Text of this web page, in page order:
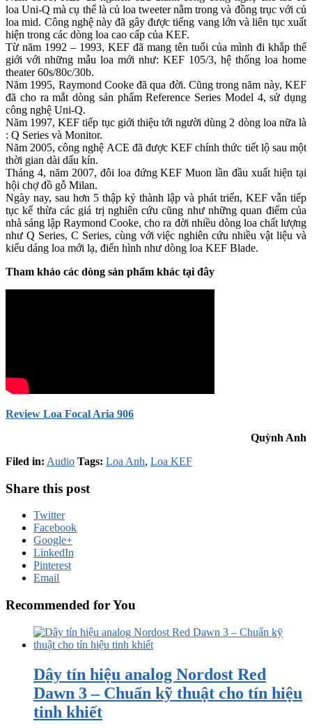
loa Uni-Q mà cụ thể là củ loa tweeter nằm trong và đồng trục với củ
loa mid. Công nghệ này đã gây được tiếng vang lớn và liên tục xuất
hiện trong các dòng loa cao cấp của KEF.
Từ năm 1992 – 1993, KEF đã mang tên tuổi của mình đi khắp thế
giới với những mẫu loa mới như: KEF 105/3, hệ thống loa home
theater 60s/80c/30b.
Năm 1995, Raymond Cooke đã qua đời. Cũng trong năm này, KEF
đã cho ra mắt dòng sản phẩm Reference Series Model 4, sử dụng
công nghệ Uni-Q.
Năm 1997, KEF tiếp tục giới thiệu tới người dùng 2 dòng loa nữa là
: Q Series và Monitor.
Năm 2005, công nghệ ACE đã được KEF chính thức tiết lộ sau một
thời gian dài dấu kín.
Tháng 4, năm 2007, đôi loa đứng KEF Muon lần đầu xuất hiện tại
hội chợ đồ gỗ Milan.
Ngày nay, sau hơn 5 thập kỷ thành lập và phát triển, KEF vẫn tiếp
tục kế thừa các giá trị nghiên cứu cũng như những quan điểm của
nhà sáng lập Raymond Cooke, cho ra đời nhiều dòng loa chất lượng
như Q Series, C Series, cùng với việc nghiên cứu nhiều vật liệu và
kiểu dáng loa mới lạ, điển hình như dòng loa KEF Blade.
Tham khảo các dòng sản phẩm khác tại đây
Review Loa Focal Aria 906
Quỳnh Anh
Filed in: Audio Tags: Loa Anh, Loa KEF
Share this post
Twitter
Facebook
Google+
LinkedIn
Pinterest
Email
Recommended for You
Dây tín hiệu analog Nordost Red
Dawn 3 – Chuẩn kỹ thuật cho tín hiệu
tinh khiết